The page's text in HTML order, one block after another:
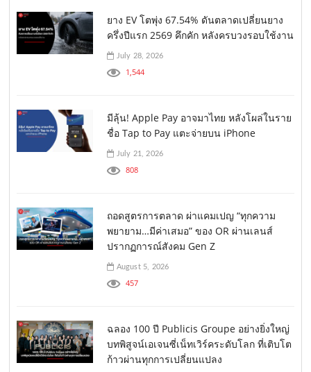
ยาง EV โตพุ่ง 67.54% ดันตลาดเปลี่ยนยาง
ครึ่งปีแรก 2569 คึกคัก หลังครบวงรอบใช้งาน
July 28, 2026
1,544
มีลุ้น! Apple Pay อาจมาไทย หลังโผล่ในราย
ชื่อ Tap to Pay แตะจ่ายบน iPhone
July 21, 2026
808
ถอดสูตรการตลาด ผ่าแคมเปญ “ทุกความ
พยายาม…มีค่าเสมอ” ของ OR ผ่านเลนส์
ปรากฏการณ์สังคม Gen Z
August 5, 2026
457
ฉลอง 100 ปี Publicis Groupe อย่างยิ่งใหญ่
บทพิสูจน์เอเจนซี่เน็ทเวิร์คระดับโลก ที่เติบโต
ก้าวผ่านทุกการเปลี่ยนแปลง